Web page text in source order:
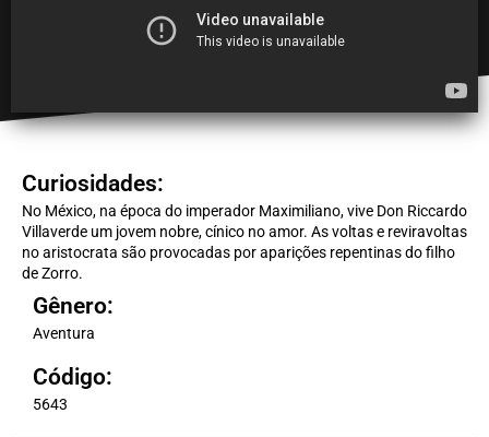
Curiosidades:
No México, na época do imperador Maximiliano, vive Don Riccardo
Villaverde um jovem nobre, cínico no amor. As voltas e reviravoltas
no aristocrata são provocadas por aparições repentinas do filho
de Zorro.
Gênero:
Aventura
Código:
5643